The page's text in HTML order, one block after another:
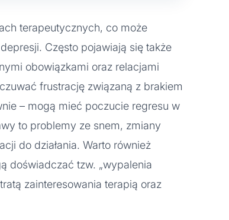
terapeutycznych, co może
Często pojawiają się także
obowiązkami oraz relacjami
frustrację związaną z brakiem
– mogą mieć poczucie regresu w
to problemy ze snem, zmiany
do działania. Warto również
doświadczać tzw. „wypalenia
zainteresowania terapią oraz